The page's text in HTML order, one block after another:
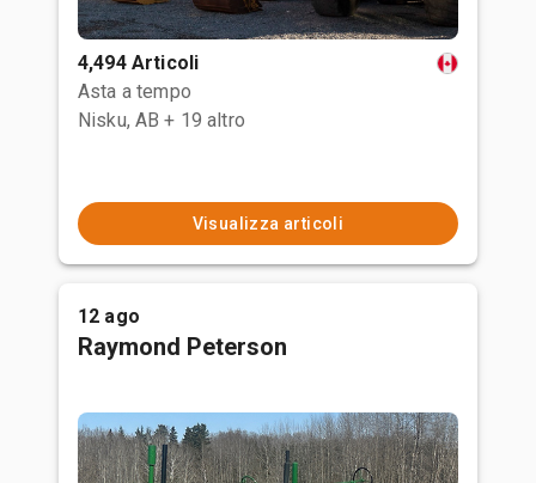
4,494 Articoli
Asta a tempo
Nisku, AB + 19 altro
Visualizza articoli
12 ago
Raymond Peterson